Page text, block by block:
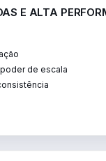
E ALTA
de escala